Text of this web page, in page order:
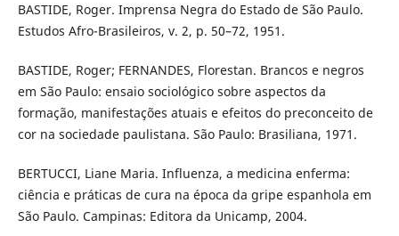
BASTIDE, Roger. Imprensa Negra do Estado de São Paulo.
Estudos Afro-Brasileiros, v. 2, p. 50–72, 1951.
BASTIDE, Roger; FERNANDES, Florestan. Brancos e negros
em São Paulo: ensaio sociológico sobre aspectos da
formação, manifestações atuais e efeitos do preconceito de
cor na sociedade paulistana. São Paulo: Brasiliana, 1971.
BERTUCCI, Liane Maria. Influenza, a medicina enferma:
ciência e práticas de cura na época da gripe espanhola em
São Paulo. Campinas: Editora da Unicamp, 2004.